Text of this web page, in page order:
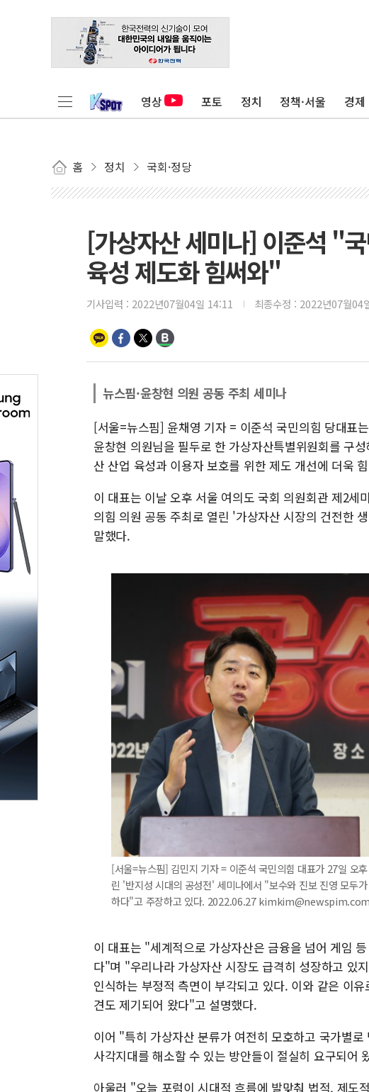
영상 포토 정치 정책·서울 경제
홈 정치 국회·정당
[가상자산 세미나] 이준석 "
육성 제도화 힘써와"
기사입력 : 2022년07월04일 14:11 최종수정 : 2022년07월04
뉴스핌·윤창현 의원 공동 주최 세미나
[서울=뉴스핌] 윤채영 기자 = 이준석 국민의힘 당대표
윤창현 의원님을 필두로 한 가상자산특별위원회를 구
산 산업 육성과 이용자 보호를 위한 제도 개선에 더욱
이 대표는 이날 오후 서울 여의도 국회 의원회관 제2세
의힘 의원 공동 주최로 열린 '가상자산 시장의 건전한
말했다.
[서울=뉴스핌] 김민지 기자 = 이준석 국민의힘 대표가 27일 오
린 '반지성 시대의 공성전' 세미나에서 "보수와 진보 진영 모두
하다"고 주장하고 있다. 2022.06.27 kimkim@newspim.com
이 대표는 "세계적으로 가상자산은 금융을 넘어 게임
다"며 "우리나라 가상자산 시장도 급격히 성장하고 있
인식하는 부정적 측면이 부각되고 있다. 이와 같은 이
견도 제기되어 왔다"고 설명했다.
이어 "특히 가상자산 분류가 여전히 모호하고 국가별
사각지대를 해소할 수 있는 방안들이 절실히 요구되어
아울러 "오늘 포럼이 시대적 흐름에 발맞춰 법적, 제도